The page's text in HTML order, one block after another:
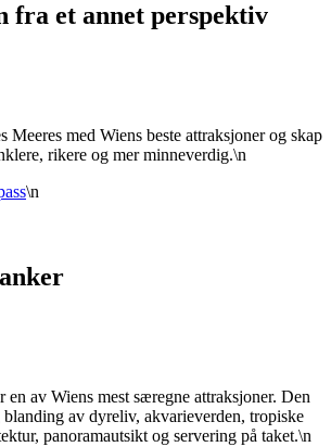
fra et annet perspektiv
Meeres med Wiens beste attraksjoner og skap
rikere og mer minneverdig.\n
\n
en av Wiens mest særegne attraksjoner. Den
av dyreliv, akvarieverden, tropiske
panoramautsikt og servering på taket.\n